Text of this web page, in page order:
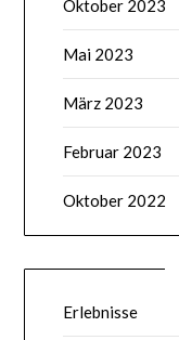
Oktober 2023
Mai 2023
März 2023
Februar 2023
Oktober 2022
Erlebnisse